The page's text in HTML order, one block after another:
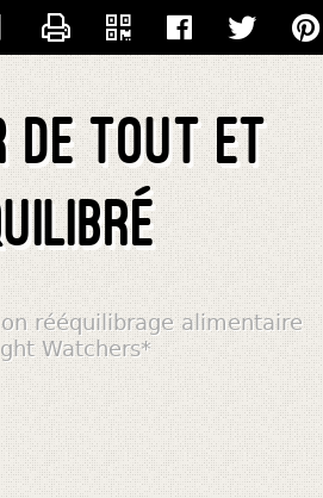
de tout et
rééquilibrage alimentaire
Watchers*
ALIMENTATIONWW